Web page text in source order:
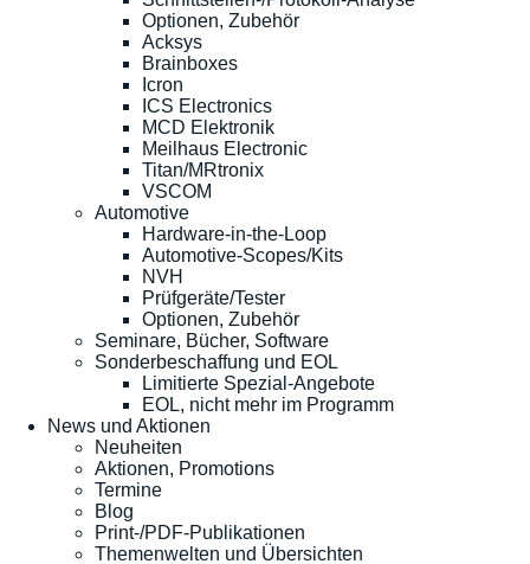
Optionen, Zubehör
Acksys
Brainboxes
Icron
ICS Electronics
MCD Elektronik
Meilhaus Electronic
Titan/MRtronix
VSCOM
Automotive
Hardware-in-the-Loop
Automotive-Scopes/Kits
NVH
Prüfgeräte/Tester
Optionen, Zubehör
Seminare, Bücher, Software
Sonderbeschaffung und EOL
Limitierte Spezial-Angebote
EOL, nicht mehr im Programm
News und Aktionen
Neuheiten
Aktionen, Promotions
Termine
Blog
Print-/PDF-Publikationen
Themenwelten und Übersichten